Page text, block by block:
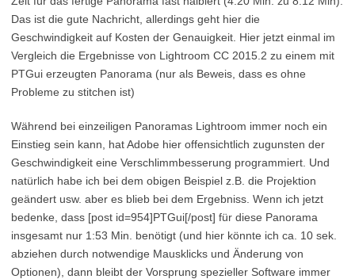
Das ist die gute Nachricht, allerdings geht hier die
Geschwindigkeit auf Kosten der Genauigkeit. Hier jetzt einmal im
Vergleich die Ergebnisse von Lightroom CC 2015.2 zu einem mit
PTGui erzeugten Panorama (nur als Beweis, dass es ohne
Probleme zu stitchen ist)
Während bei einzeiligen Panoramas Lightroom immer noch ein
Einstieg sein kann, hat Adobe hier offensichtlich zugunsten der
Geschwindigkeit eine Verschlimmbesserung programmiert. Und
natürlich habe ich bei dem obigen Beispiel z.B. die Projektion
geändert usw. aber es blieb bei dem Ergebniss. Wenn ich jetzt
bedenke, dass [post id=954]PTGui[/post] für diese Panorama
insgesamt nur 1:53 Min. benötigt (und hier könnte ich ca. 10 sek.
abziehen durch notwendige Mausklicks und Änderung von
Optionen), dann bleibt der Vorsprung spezieller Software immer